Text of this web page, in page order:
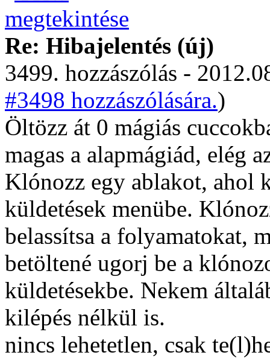
Re: Hibajelentés (új)
3499. hozzászólás -
#3498 hozzászólására.)
Öltözz át 0 mágiás
magas a alapmágiád, elég
Klónozz egy ablakot, ahol
küldetések menübe.
belassítsa a folyamatokat,
betöltené ugorj be a
küldetésekbe. Nekem
kilépés nélkül is.
nincs lehetetlen, csak